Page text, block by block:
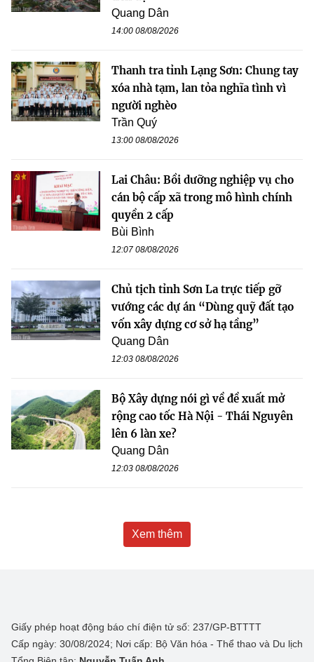
Quang Dân
14:00 08/08/2026
Thanh tra tỉnh Lạng Sơn: Chung tay
xóa nhà tạm, lan tỏa nghĩa tình vì
người nghèo
Trần Quý
13:00 08/08/2026
Lai Châu: Bồi dưỡng nghiệp vụ cho
cán bộ cấp xã trong mô hình chính
quyền 2 cấp
Bùi Bình
12:07 08/08/2026
Chủ tịch tỉnh Sơn La trực tiếp gỡ
vướng các dự án “Dùng quỹ đất tạo
vốn xây dựng cơ sở hạ tầng”
Quang Dân
12:03 08/08/2026
Bộ Xây dựng nói gì về đề xuất mở
rộng cao tốc Hà Nội - Thái Nguyên
lên 6 làn xe?
Quang Dân
12:03 08/08/2026
Xem thêm
Giấy phép hoạt động báo chí điện tử số: 237/GP-BTTTT
Cấp ngày: 30/08/2024; Nơi cấp: Bộ Văn hóa - Thể thao và Du lịch